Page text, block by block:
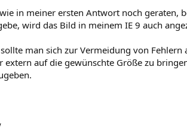
in meiner ersten Antwort noch geraten,
wird das Bild in meinem IE 9 auch
man sich zur Vermeidung von
extern auf die gewünschte Größe zu